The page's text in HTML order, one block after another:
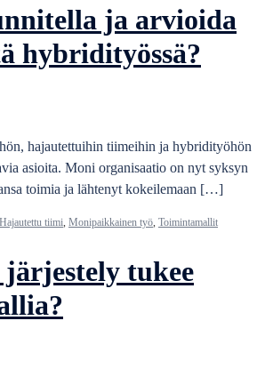
ja arvioida
hybridityössä?
hajautettuihin tiimeihin ja hybridityöhön
asioita. Moni organisaatio on nyt syksyn
toimia ja lähtenyt kokeilemaan […]
Hajautettu tiimi, Monipaikkainen työ, Toimintamallit
tukee